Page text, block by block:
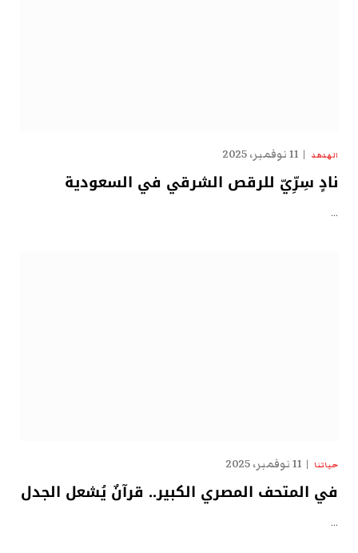
الهدهد 11 نوفمبر، 2025
نادٍ سِرِّيّ للرقص الشرقي في السعودية
…
حياتنا 11 نوفمبر، 2025
في المتحف المصري الكبير.. قرآنٌ يُشعل الجدل
…